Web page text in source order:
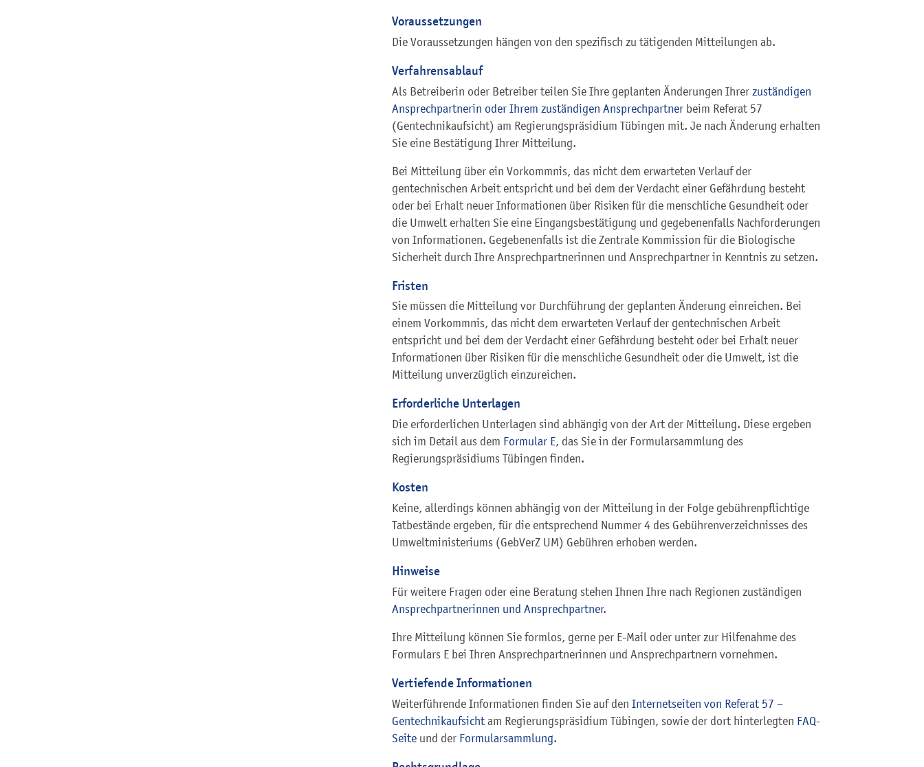
Voraussetzungen
Die Voraussetzungen hängen von den spezifisch zu tätigenden Mitteilungen ab.
Verfahrensablauf
Als Betreiberin oder Betreiber teilen Sie Ihre geplanten Änderungen Ihrer zuständigen
Ansprechpartnerin oder Ihrem zuständigen Ansprechpartner beim Referat 57
(Gentechnikaufsicht) am Regierungspräsidium Tübingen mit. Je nach Änderung erhalten
Sie eine Bestätigung Ihrer Mitteilung.
Bei Mitteilung über ein Vorkommnis, das nicht dem erwarteten Verlauf der
gentechnischen Arbeit entspricht und bei dem der Verdacht einer Gefährdung besteht
oder bei Erhalt neuer Informationen über Risiken für die menschliche Gesundheit oder
die Umwelt erhalten Sie eine Eingangsbestätigung und gegebenenfalls Nachforderungen
von Informationen. Gegebenenfalls ist die Zentrale Kommission für die Biologische
Sicherheit durch Ihre Ansprechpartnerinnen und Ansprechpartner in Kenntnis zu setzen.
Fristen
Sie müssen die Mitteilung vor Durchführung der geplanten Änderung einreichen. Bei
einem Vorkommnis, das nicht dem erwarteten Verlauf der gentechnischen Arbeit
entspricht und bei dem der Verdacht einer Gefährdung besteht oder bei Erhalt neuer
Informationen über Risiken für die menschliche Gesundheit oder die Umwelt, ist die
Mitteilung unverzüglich einzureichen.
Erforderliche Unterlagen
Die erforderlichen Unterlagen sind abhängig von der Art der Mitteilung. Diese ergeben
sich im Detail aus dem Formular E, das Sie in der Formularsammlung des
Regierungspräsidiums Tübingen finden.
Kosten
Keine, allerdings können abhängig von der Mitteilung in der Folge gebührenpflichtige
Tatbestände ergeben, für die entsprechend Nummer 4 des Gebührenverzeichnisses des
Umweltministeriums (GebVerZ UM) Gebühren erhoben werden.
Hinweise
Für weitere Fragen oder eine Beratung stehen Ihnen Ihre nach Regionen zuständigen
Ansprechpartnerinnen und Ansprechpartner.
Ihre Mitteilung können Sie formlos, gerne per E-Mail oder unter zur Hilfenahme des
Formulars E bei Ihren Ansprechpartnerinnen und Ansprechpartnern vornehmen.
Vertiefende Informationen
Weiterführende Informationen finden Sie auf den Internetseiten von Referat 57 –
Gentechnikaufsicht am Regierungspräsidium Tübingen, sowie der dort hinterlegten FAQ-
Seite und der Formularsammlung.